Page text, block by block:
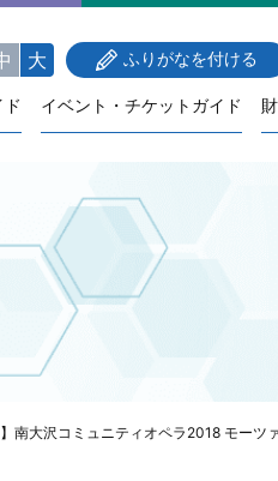
大 ふりがなを付ける
イベント・チケットガイド
】南大沢コミュニティオペラ2018 モーツ